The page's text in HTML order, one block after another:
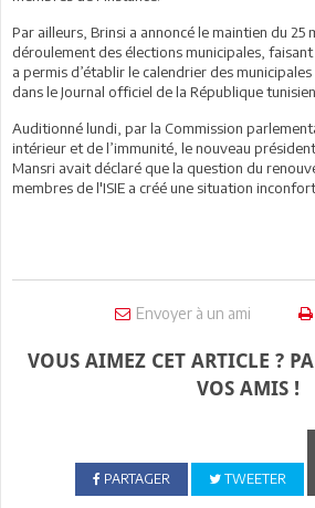
Par ailleurs, Brinsi a annoncé le maintien du 25
déroulement des élections municipales,
a permis d’établir le calendrier des
dans le Journal officiel de la République
Auditionné lundi, par la Commission
intérieur et de l’immunité, le nouveau
Mansri avait déclaré que la question du
membres de l'ISIE a créé une situation
Envoyer à un ami
VOUS AIMEZ CET ARTICLE ?
VOS AMIS !
PARTAGER TWEETER